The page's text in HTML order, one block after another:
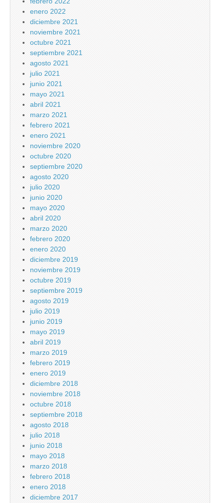
enero 2022
diciembre 2021
noviembre 2021
octubre 2021
septiembre 2021
agosto 2021
julio 2021
junio 2021
mayo 2021
abril 2021
marzo 2021
febrero 2021
enero 2021
noviembre 2020
octubre 2020
septiembre 2020
agosto 2020
julio 2020
junio 2020
mayo 2020
abril 2020
marzo 2020
febrero 2020
enero 2020
diciembre 2019
noviembre 2019
octubre 2019
septiembre 2019
agosto 2019
julio 2019
junio 2019
mayo 2019
abril 2019
marzo 2019
febrero 2019
enero 2019
diciembre 2018
noviembre 2018
octubre 2018
septiembre 2018
agosto 2018
julio 2018
junio 2018
mayo 2018
marzo 2018
febrero 2018
enero 2018
diciembre 2017